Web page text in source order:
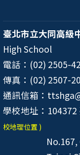
臺北市立大同高級
High School
電話：(02) 2505-
傳真：(02) 2507-
通訊信箱：
學校地址：
校地理位置 )